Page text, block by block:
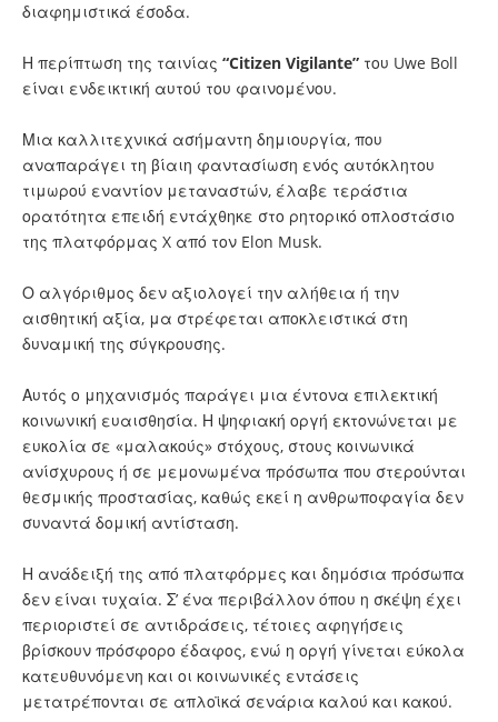
διαφημιστικά έσοδα.
Η περίπτωση της ταινίας “Citizen Vigilante” του Uwe Boll
είναι ενδεικτική αυτού του φαινομένου.
Μια καλλιτεχνικά ασήμαντη δημιουργία, που
αναπαράγει τη βίαιη φαντασίωση ενός αυτόκλητου
τιμωρού εναντίον μεταναστών, έλαβε τεράστια
ορατότητα επειδή εντάχθηκε στο ρητορικό οπλοστάσιο
της πλατφόρμας X από τον Elon Musk.
Ο αλγόριθμος δεν αξιολογεί την αλήθεια ή την
αισθητική αξία, μα στρέφεται αποκλειστικά στη
δυναμική της σύγκρουσης.
Αυτός ο μηχανισμός παράγει μια έντονα επιλεκτική
κοινωνική ευαισθησία. Η ψηφιακή οργή εκτονώνεται με
ευκολία σε «μαλακούς» στόχους, στους κοινωνικά
ανίσχυρους ή σε μεμονωμένα πρόσωπα που στερούνται
θεσμικής προστασίας, καθώς εκεί η ανθρωποφαγία δεν
συναντά δομική αντίσταση.
Η ανάδειξή της από πλατφόρμες και δημόσια πρόσωπα
δεν είναι τυχαία. Σ’ ένα περιβάλλον όπου η σκέψη έχει
περιοριστεί σε αντιδράσεις, τέτοιες αφηγήσεις
βρίσκουν πρόσφορο έδαφος, ενώ η οργή γίνεται εύκολα
κατευθυνόμενη και οι κοινωνικές εντάσεις
μετατρέπονται σε απλοϊκά σενάρια καλού και κακού.